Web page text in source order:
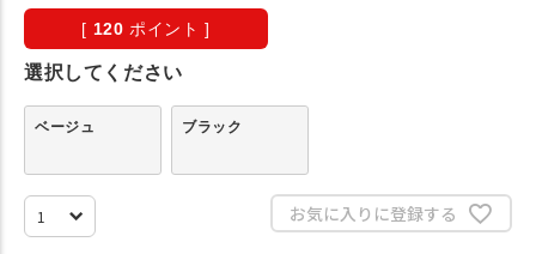
[ 120 ポイント ]
選択してください
ベージュ ブラック
お気に入りに登録する